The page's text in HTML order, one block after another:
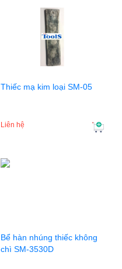
Thiếc mạ kim loại SM-05
Liên hệ
Bể hàn nhúng thiếc không
chì SM-3530D